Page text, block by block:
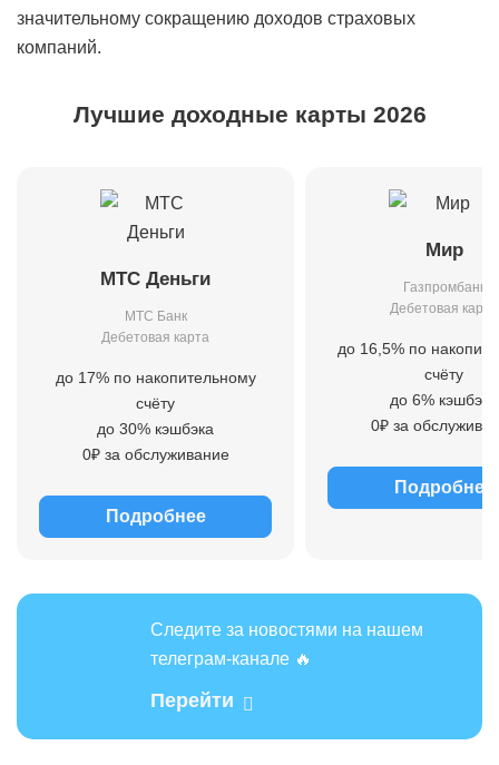
значительному сокращению доходов страховых
компаний.
Лучшие доходные карты 2026
МТС Деньги
МТС Банк
Дебетовая карта
до 17% по накопительному
счёту
до 30% кэшбэка
0₽ за обслуживание
Подробнее
Мир
Газпромбанк
Дебетовая карта
до 16,5% по
счёту
до 6% кэшбэка
0₽ за
Подробнее
Следите за новостями на нашем
телеграм-канале 🔥
Перейти